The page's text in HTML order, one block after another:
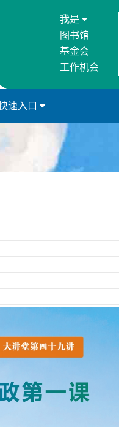
我是
图书馆
基金会
工作机会
速入口